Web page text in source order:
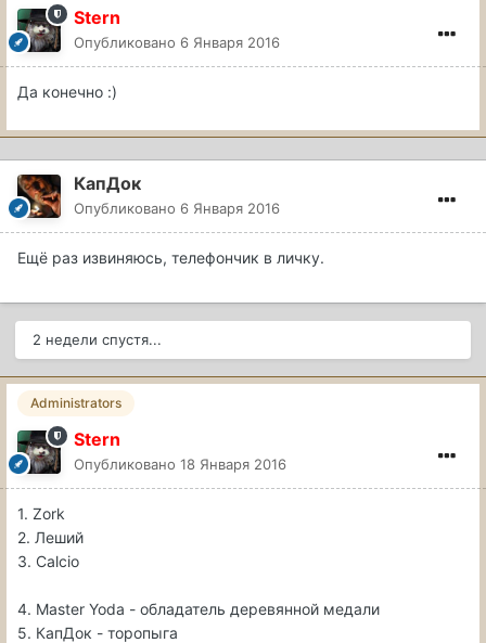
Stern
Опубликовано 6 Января 2016
Да конечно :)
КапДок
Опубликовано 6 Января 2016
Ещё раз извиняюсь, телефончик в личку.
2 недели спустя...
Administrators
Stern
Опубликовано 18 Января 2016
1. Zork
2. Леший
3. Calcio
4. Master Yoda - обладатель деревянной медали
5. КапДок - торопыга